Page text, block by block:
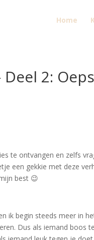
Home
2:
te ontvangen en zelfs
een gekkie met deze
best 😉
ik begin steeds meer in
Dus als iemand boos